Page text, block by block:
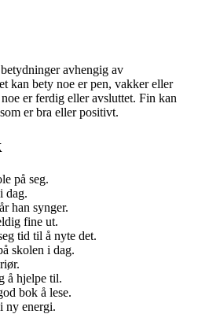
avhengig av
kan bety noe er pen, vakker eller
er ferdig eller avsluttet. Fin kan
er bra eller positivt.
på seg.
dag.
han synger.
fine ut.
tid til å nyte det.
skolen i dag.
å hjelpe til.
bok å lese.
ny energi.